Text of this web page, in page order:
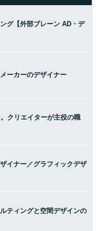
グ【外部ブレーン AD・デ
ーカーのデザイナー
クリエイターが主役の職
イナー／グラフィックデザ
ティングと空間デザインの